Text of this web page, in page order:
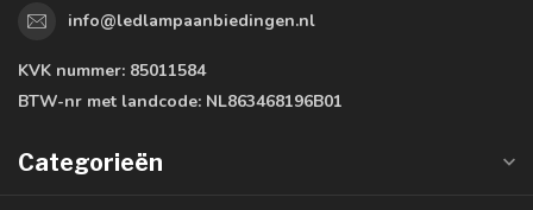
info@ledlampaanbiedingen.nl
KVK nummer: 85011584
BTW-nr met landcode: NL863468196B01
Categorieën